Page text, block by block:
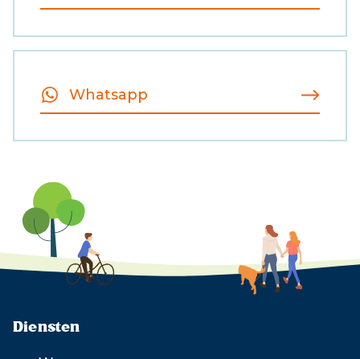
Whatsapp
Diensten